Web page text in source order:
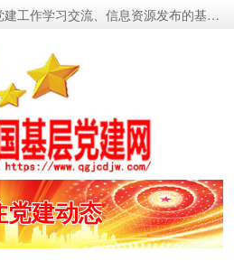
全国基层党建网——全国性党建工作学习交流、信息资源发布的基层党建新闻门户网
群关系
党的声音
党建动态